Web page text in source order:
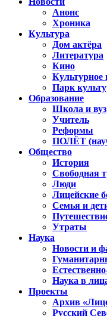
Анонс
Хроника
Культура
Дом актёра
Литература
Кино
Культурное
Парк
Образование
Школа и вуз
Учитель
Реформы
ПОЛЁТ
Общество
История
Свободная
Люди
Лицейские
Семья и
Утраты
Наука
Новости и
Наука в
Проекты
Архив
Русский